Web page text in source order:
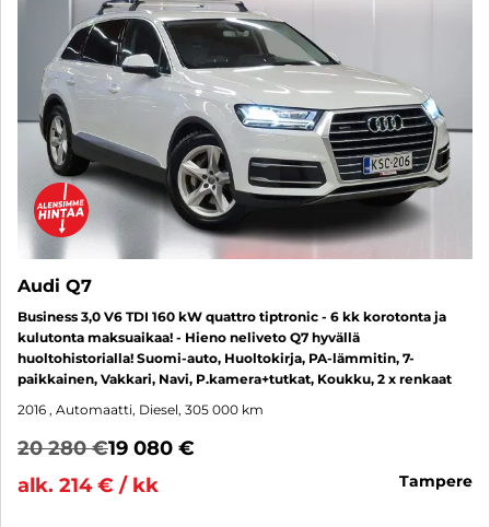
Audi Q7
Business 3,0 V6 TDI 160 kW quattro tiptronic - 6 kk korotonta ja
kulutonta maksuaikaa! - Hieno neliveto Q7 hyvällä
huoltohistorialla! Suomi-auto, Huoltokirja, PA-lämmitin, 7-
paikkainen, Vakkari, Navi, P.kamera+tutkat, Koukku, 2 x renkaat
2016 , Automaatti, Diesel, 305 000 km
20 280 €19 080 €
alk. 214 € / kk
tampere